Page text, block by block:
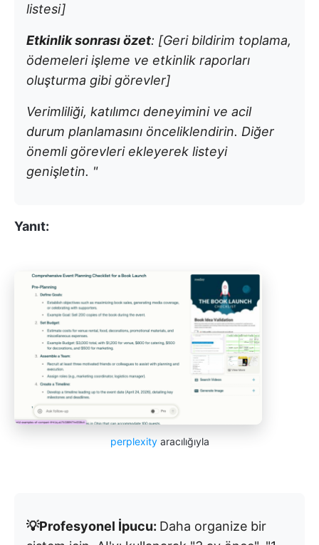
listesi]
Etkinlik sonrası özet: [Geri bildirim toplama,
ödemeleri işleme ve etkinlik raporları
oluşturma gibi görevler]
Verimliliği, katılımcı deneyimini ve acil
durum planlamasını önceliklendirin. Diğer
önemli görevleri ekleyerek listeyi
genişletin. "
Yanıt:
perplexityaracılığıyla
💡Profesyonel İpucu: Daha organize bir